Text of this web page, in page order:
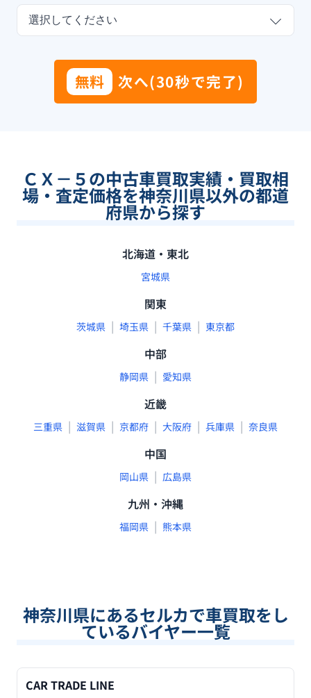
選択してください
無料 次へ(30秒で完了)
ＣＸ－５の中古車買取実績・買取相
場・査定価格を神奈川県以外の都道
府県から探す
北海道・東北
宮城県
関東
茨城県 | 埼玉県 | 千葉県 | 東京都
中部
静岡県 | 愛知県
近畿
三重県 | 滋賀県 | 京都府 | 大阪府 | 兵庫県 | 奈良県
中国
岡山県 | 広島県
九州・沖縄
福岡県 | 熊本県
神奈川県にあるセルカで車買取をし
ているバイヤー一覧
CAR TRADE LINE